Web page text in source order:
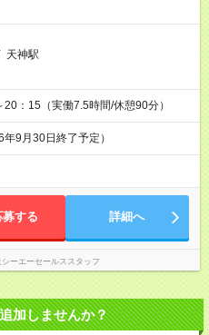
天神駅
：15（実働7.5時間/休憩90分）
9月30日終了予定）
募する 詳細へ
ーエーセールススタッフ
加しませんか？